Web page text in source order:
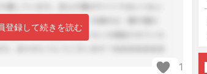
登録して続きを読む
1